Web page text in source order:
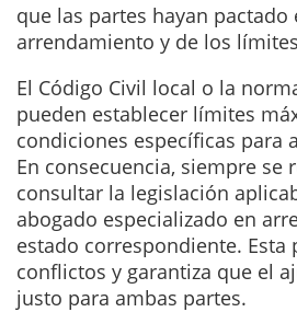
que las partes hayan
arrendamiento y de los
El Código Civil local o la
pueden establecer límites
condiciones específicas para
En consecuencia, siempre se
consultar la legislación
abogado especializado en
estado correspondiente. Esta
conflictos y garantiza que el
justo para ambas partes.